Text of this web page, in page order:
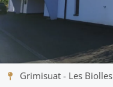
Grimisuat - Les Biolles